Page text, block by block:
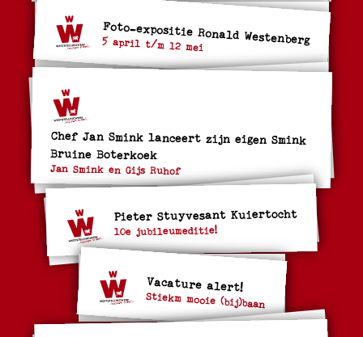
Foto-expositie Ronald Westenberg
5 april t/m 12 mei
Chef Jan Smink lanceert zijn eigen Smink
Bruine Boterkoek
Jan Smink en Gijs Ruhof
Pieter Stuyvesant Kuiertocht
10e jubileumeditie!
Vacature alert!
Stiekm mooie (bij)baan